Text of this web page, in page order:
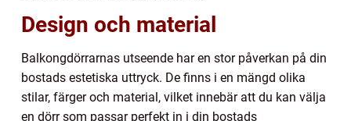
Design och material
Balkongdörrarnas utseende har en stor påverkan på din
bostads estetiska uttryck. De finns i en mängd olika
stilar, färger och material, vilket innebär att du kan välja
en dörr som passar perfekt in i din bostads